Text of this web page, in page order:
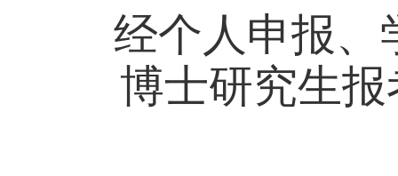
经个人申报、
博士研究生